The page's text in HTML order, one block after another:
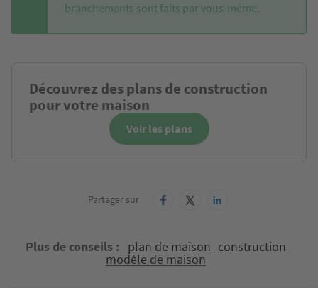
branchements sont faits par vous-même.
Découvrez des plans de construction
pour votre maison
Voir les plans
Partager sur
Plus de conseils plan de maison construction
modèle de maison